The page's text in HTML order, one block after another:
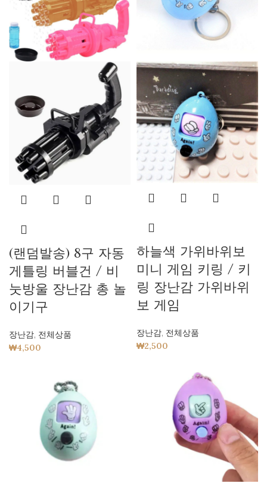
(랜덤발송) 8구 자동
게틀링 버블건 / 비
눗방울 장난감 총 놀
이기구
장난감, 전체상품
₩4,500
하늘색 가위바위보
미니 게임 키링 / 키
링 장난감 가위바위
보 게임
장난감, 전체상품
₩2,500